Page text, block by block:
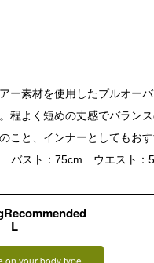
ー素材を使用したプルオー
程よく短めの丈感でバラン
こと、インナーとしてもおす
バスト：75cm ウエスト：
L